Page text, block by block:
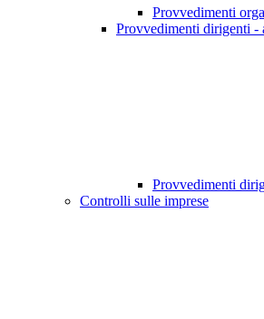
Provvedimenti
Provvedimenti dirigenti -
Provvedimenti
Controlli sulle imprese